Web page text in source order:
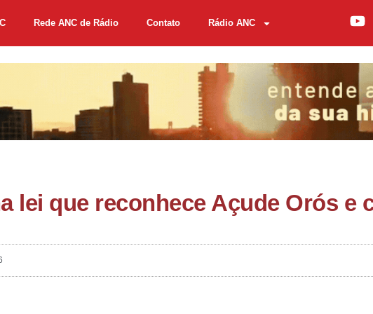
Rede ANC de Rádio Contato Rádio ANC
lei que reconhece Açude Orós e